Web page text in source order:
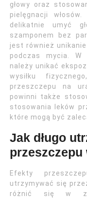
głowy oraz
pielęgnacji
delikatnie umyć
szamponem bez
jest również
podczas mycia. W
należy unikać
wysiłku
przeszczepu na
powinni także
stosowania leków
które mogą być
Jak długo
przeszczepu
Efekty
utrzymywać się
różnić się w